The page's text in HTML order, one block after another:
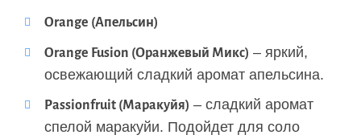
Orange (Апельсин)
Orange Fusion (Оранжевый Микс) – яркий,
освежающий сладкий аромат апельсина.
Passionfruit (Маракуйя) – сладкий аромат
спелой маракуйи. Подойдет для соло